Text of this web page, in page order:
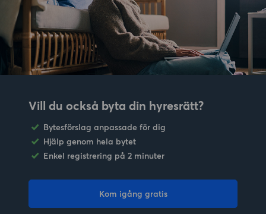
Vill du också byta din hyresrätt?
Bytesförslag anpassade för dig
Hjälp genom hela bytet
Enkel registrering på 2 minuter
Kom igång gratis